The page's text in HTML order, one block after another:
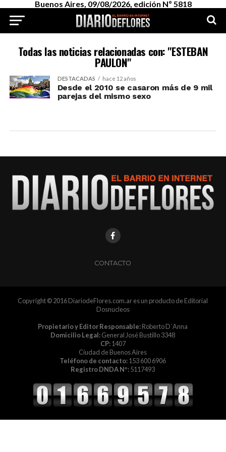
Buenos Aires, 09/08/2026, edición Nº 5818
Todas las noticias relacionadas con: "ESTEBAN
PAULON"
DESTACADAS hace 12 años
Desde el 2010 se casaron más de 9 mil
parejas del mismo sexo
CONTACTO
Copyright © 2016 DiariodeFlores.com.ar es un producto de Editorial
Dosnucleos
Propietario y Editor Responsable:Roberto D´Anna
Domicilio Legal:General José Bustillo 3348
CP:1407
Ciudad de Buenos Aires
Teléfono de contacto:153 600 6906
Registro DNDA Nº:5117493